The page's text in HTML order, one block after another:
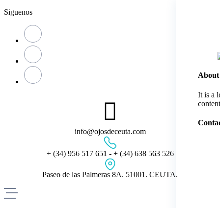
About
It is a
Skip
content
Siguenos
info@ojosdeceuta.com
+ (34) 956 517 651 - + (34) 638 563 526
Paseo de las Palmeras 8A. 51001. CEUTA.